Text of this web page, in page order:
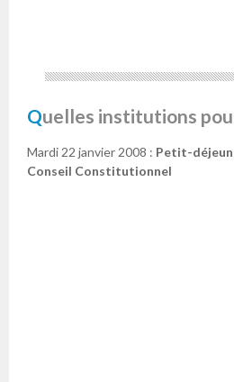
Quelles institutions
Mardi 22 janvier 2008 : Petit-
Conseil Constitutionnel